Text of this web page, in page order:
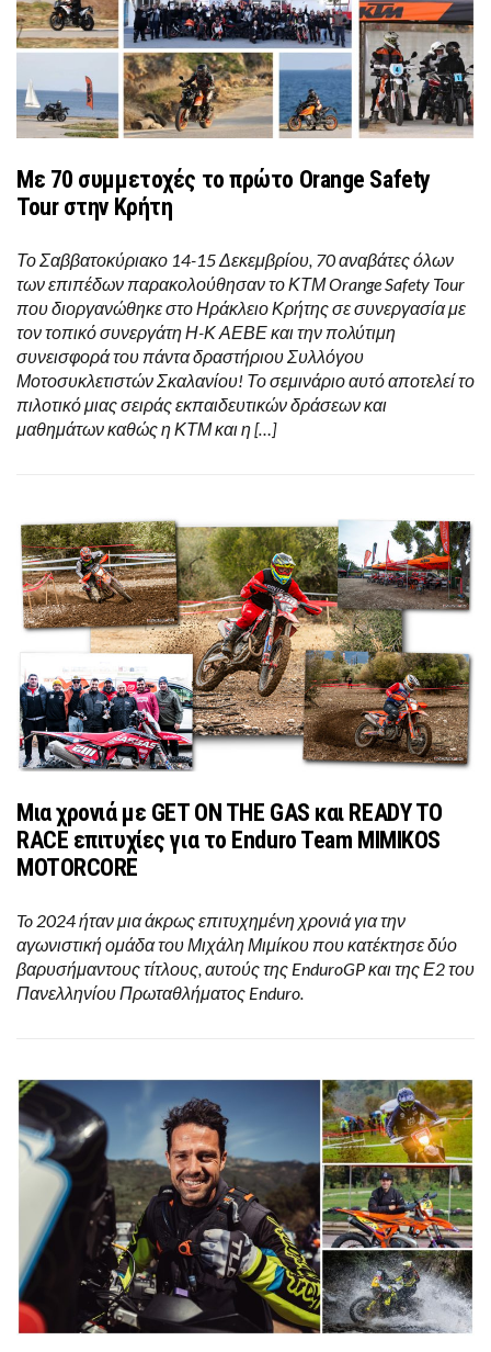
Με 70 συμμετοχές το πρώτο Orange Safety
Tour στην Κρήτη
Το Σαββατοκύριακο 14-15 Δεκεμβρίου, 70 αναβάτες όλων
των επιπέδων παρακολούθησαν το ΚΤΜ Orange Safety Tour
που διοργανώθηκε στο Ηράκλειο Κρήτης σε συνεργασία με
τον τοπικό συνεργάτη Η-Κ ΑΕΒΕ και την πολύτιμη
συνεισφορά του πάντα δραστήριου Συλλόγου
Μοτοσυκλετιστών Σκαλανίου! Το σεμινάριο αυτό αποτελεί το
πιλοτικό μιας σειράς εκπαιδευτικών δράσεων και
μαθημάτων καθώς η ΚΤΜ και η […]
Μια χρονιά με GET ON THE GAS και READY TO
RACE επιτυχίες για το Enduro Team MIMIKOS
MOTORCORE
To 2024 ήταν μια άκρως επιτυχημένη χρονιά για την
αγωνιστική ομάδα του Μιχάλη Μιμίκου που κατέκτησε δύο
βαρυσήμαντους τίτλους, αυτούς της EnduroGP και της Ε2 του
Πανελληνίου Πρωταθλήματος Enduro.